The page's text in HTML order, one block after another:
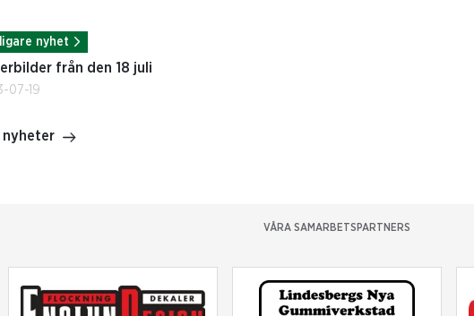
nyhet
från den 18 juli
07-19
nyheter
VÅRA SAMARBETSPARTNERS